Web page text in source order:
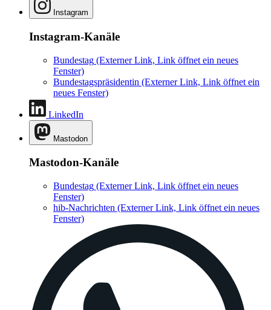
Instagram
Instagram-Kanäle
Bundestag (Externer Link, Link öffnet ein neues
Fenster)
Bundestagspräsidentin (Externer Link, Link öffnet ein
neues Fenster)
LinkedIn
Mastodon
Mastodon-Kanäle
Bundestag (Externer Link, Link öffnet ein neues
Fenster)
hib-Nachrichten (Externer Link, Link öffnet ein neues
Fenster)